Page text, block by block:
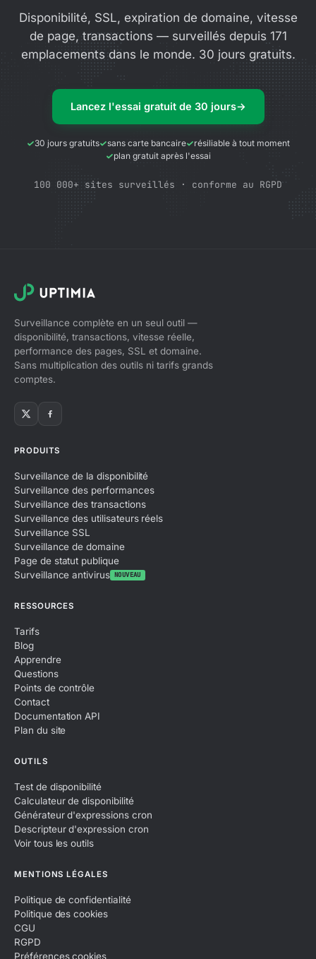
Disponibilité, SSL, expiration de domaine, vitesse
de page, transactions — surveillés depuis 171
emplacements dans le monde. 30 jours gratuits.
Lancez l'essai gratuit de 30 jours→
30 jours gratuits sans carte bancaire
résiliable à tout moment
plan gratuit après l'essai
100 000+ sites surveillés · conforme au RGPD
Surveillance complète en un seul outil —
disponibilité, transactions, vitesse réelle,
performance des pages, SSL et domaine.
Sans multiplication des outils ni tarifs grands
comptes.
PRODUITS
Surveillance de la disponibilité
Surveillance des performances
Surveillance des transactions
Surveillance des utilisateurs réels
Surveillance SSL
Surveillance de domaine
Page de statut publique
Surveillance antivirus NOUVEAU
RESSOURCES
Tarifs
Blog
Apprendre
Questions
Points de contrôle
Contact
Documentation API
Plan du site
OUTILS
Test de disponibilité
Calculateur de disponibilité
Générateur d'expressions cron
Descripteur d'expression cron
Voir tous les outils
MENTIONS LÉGALES
Politique de confidentialité
Politique des cookies
CGU
RGPD
Préférences cookies